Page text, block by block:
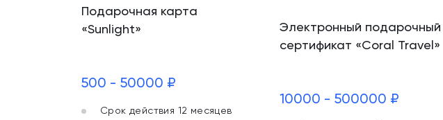
Подарочная карта
«Sunlight»
500 - 50000 ₽
Срок действия 12 месяцев
Электронный подарочный
сертификат «Coral Travel»
10000 - 500000 ₽